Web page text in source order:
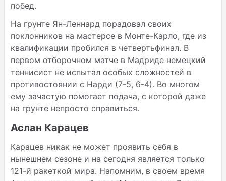
побед.
На грунте Ян-Леннард порадовал своих
поклонников на мастерсе в Монте-Карло, где из
квалификации пробился в четвертьфинал. В
первом отборочном матче в Мадриде немецкий
теннисист не испытал особых сложностей в
противостоянии с Нарди (7-5, 6-4). Во многом
ему зачастую помогает подача, с которой даже
на грунте непросто справиться.
Аслан Карацев
Карацев никак не может проявить себя в
нынешнем сезоне и на сегодня является только
121-й ракеткой мира. Напомним, в своем время